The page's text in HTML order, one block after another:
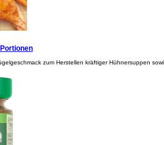
zum Herstellen kräftiger Hühnersuppen